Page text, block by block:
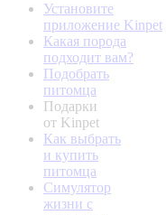
Установите
приложение Kinpet
Какая порода
подходит вам?
Подобрать
питомца
Подарки
от Kinpet
Как выбрать
и купить
питомца
Симулятор
жизни с